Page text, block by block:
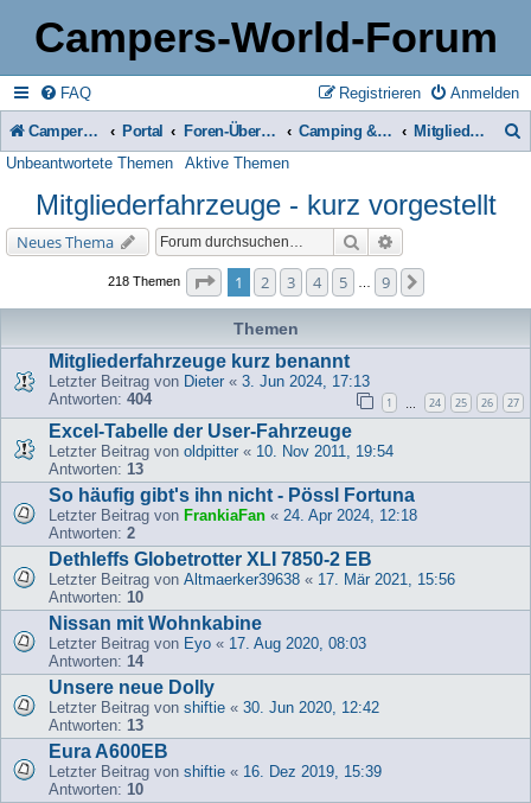
Campers-World-Forum
FAQ Anmelden
Registrieren
Campers-World-Forum Portal Foren-Übersicht Camping & Reise -> Fahrzeuge & Zubehör in der Praxis Mitgliederfahrzeuge - kurz vorgestellt
Unbeantwortete Themen Aktive Themen
Mitgliederfahrzeuge - kurz vorgestellt
Neues Thema Suche
218 Themen Seite von
1 2 3 4 5 9
Themen
Mitgliederfahrzeuge kurz benannt
Letzter Beitrag von Dieter « 3. Jun 2024, 17:13
Antworten: 404 1 24 25 26 27
Excel-Tabelle der User-Fahrzeuge
Letzter Beitrag von oldpitter « 10. Nov 2011, 19:54
Antworten: 13
So häufig gibt's ihn nicht - Pössl Fortuna
Letzter Beitrag von FrankiaFan « 24. Apr 2024, 12:18
Antworten: 2
Dethleffs Globetrotter XLI 7850-2 EB
Letzter Beitrag von Altmaerker39638 « 17. Mär 2021, 15:56
Antworten: 10
Nissan mit Wohnkabine
Letzter Beitrag von Eyo « 17. Aug 2020, 08:03
Antworten: 14
Unsere neue Dolly
Letzter Beitrag von shiftie « 30. Jun 2020, 12:42
Antworten: 13
Eura A600EB
Letzter Beitrag von shiftie « 16. Dez 2019, 15:39
Antworten: 10